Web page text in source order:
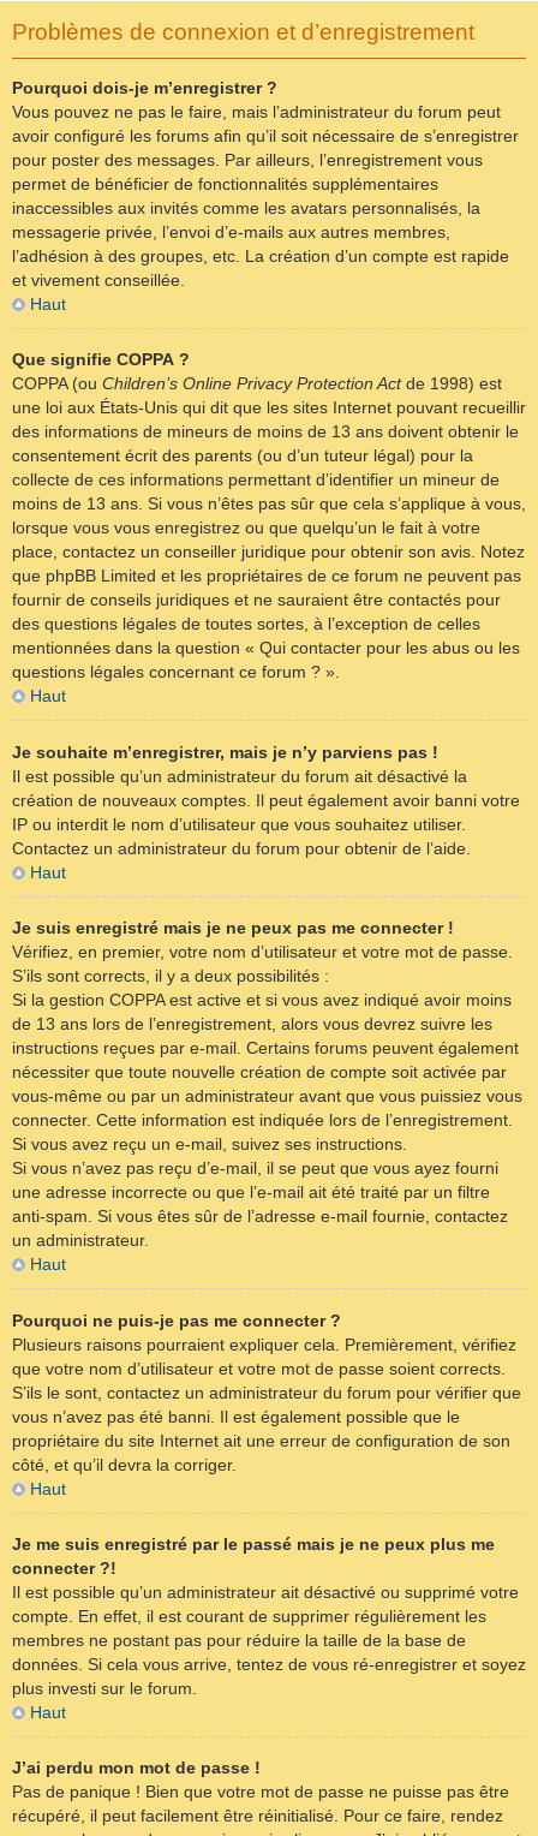
Problèmes de connexion et d’enregistrement
Pourquoi dois-je m’enregistrer ?
Vous pouvez ne pas le faire, mais l’administrateur du forum peut
avoir configuré les forums afin qu’il soit nécessaire de s’enregistrer
pour poster des messages. Par ailleurs, l’enregistrement vous
permet de bénéficier de fonctionnalités supplémentaires
inaccessibles aux invités comme les avatars personnalisés, la
messagerie privée, l’envoi d’e-mails aux autres membres,
l’adhésion à des groupes, etc. La création d’un compte est rapide
et vivement conseillée.
Haut
Que signifie COPPA ?
COPPA (ou Children’s Online Privacy Protection Actde 1998) est
une loi aux États-Unis qui dit que les sites Internet pouvant recueillir
des informations de mineurs de moins de 13 ans doivent obtenir le
consentement écrit des parents (ou d’un tuteur légal) pour la
collecte de ces informations permettant d’identifier un mineur de
moins de 13 ans. Si vous n’êtes pas sûr que cela s’applique à vous,
lorsque vous vous enregistrez ou que quelqu’un le fait à votre
place, contactez un conseiller juridique pour obtenir son avis. Notez
que phpBB Limited et les propriétaires de ce forum ne peuvent pas
fournir de conseils juridiques et ne sauraient être contactés pour
des questions légales de toutes sortes, à l’exception de celles
mentionnées dans la question « Qui contacter pour les abus ou les
questions légales concernant ce forum ? ».
Haut
Je souhaite m’enregistrer, mais je n’y parviens pas !
Il est possible qu’un administrateur du forum ait désactivé la
création de nouveaux comptes. Il peut également avoir banni votre
IP ou interdit le nom d’utilisateur que vous souhaitez utiliser.
Contactez un administrateur du forum pour obtenir de l’aide.
Haut
Je suis enregistré mais je ne peux pas me connecter !
Vérifiez, en premier, votre nom d’utilisateur et votre mot de passe.
S’ils sont corrects, il y a deux possibilités :
Si la gestion COPPA est active et si vous avez indiqué avoir moins
de 13 ans lors de l’enregistrement, alors vous devrez suivre les
instructions reçues par e-mail. Certains forums peuvent également
nécessiter que toute nouvelle création de compte soit activée par
vous-même ou par un administrateur avant que vous puissiez vous
connecter. Cette information est indiquée lors de l’enregistrement.
Si vous avez reçu un e-mail, suivez ses instructions.
Si vous n’avez pas reçu d’e-mail, il se peut que vous ayez fourni
une adresse incorrecte ou que l’e-mail ait été traité par un filtre
anti-spam. Si vous êtes sûr de l’adresse e-mail fournie, contactez
un administrateur.
Haut
Pourquoi ne puis-je pas me connecter ?
Plusieurs raisons pourraient expliquer cela. Premièrement, vérifiez
que votre nom d’utilisateur et votre mot de passe soient corrects.
S’ils le sont, contactez un administrateur du forum pour vérifier que
vous n’avez pas été banni. Il est également possible que le
propriétaire du site Internet ait une erreur de configuration de son
côté, et qu’il devra la corriger.
Haut
Je me suis enregistré par le passé mais je ne peux plus me
connecter ?!
Il est possible qu’un administrateur ait désactivé ou supprimé votre
compte. En effet, il est courant de supprimer régulièrement les
membres ne postant pas pour réduire la taille de la base de
données. Si cela vous arrive, tentez de vous ré-enregistrer et soyez
plus investi sur le forum.
Haut
J’ai perdu mon mot de passe !
Pas de panique ! Bien que votre mot de passe ne puisse pas être
récupéré, il peut facilement être réinitialisé. Pour ce faire, rendez